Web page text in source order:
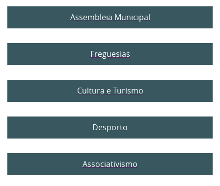
Assembleia Municipal
Freguesias
Cultura e Turismo
Desporto
Associativismo